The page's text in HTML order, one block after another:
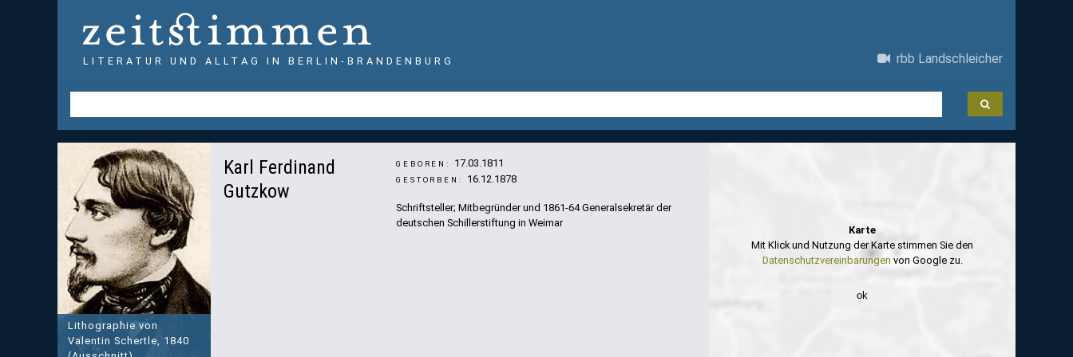
LITERATUR UND ALLTAG IN BERLIN-BRANDENBURG rbb Landschleicher
Lithographie von
Valentin Schertle, 1840
Karl Ferdinand
Gutzkow
GEBOREN: 17.03.1811
GESTORBEN: 16.12.1878
Schriftsteller; Mitbegründer und 1861-64 Generalsekretär der
deutschen Schillerstiftung in Weimar
Karte
Mit Klick und Nutzung der Karte stimmen Sie den
Datenschutzvereinbarungen von Google zu.
ok